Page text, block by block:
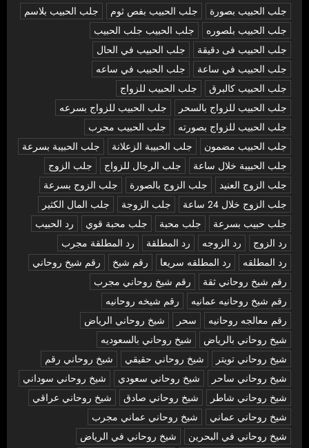
جلب الحبيب بصورة
جلب الحبيب بفص ثوم
جلب الحبيب بلاسم
جلب الحبيب بلصوره
جلب الحبيب جلب الحبيب
جلب الحبيب فى دقيقة
جلب الحبيب في الحال
جلب الحبيب في ساعة
جلب الحبيب في ساعه
جلب الحبيب كالبرق
جلب الحبيب للزواج
جلب الحبيب للزواج بالسحر
جلب الحبيب للزواج بسرعه
جلب الحبيب للزواج بصورته
جلب الحبيب مجرب
جلب الحبيب مضمون
جلب الحبيبة الزعلانة
جلب الحبيبة بسرعة
جلب الحبيبة خلال ساعة
جلب الرجال للزواج
جلب الزوج
جلب الزوج العنيد
جلب الزوج بالصورة
جلب الزوج بسرعة
جلب الزوج خلال 24 ساعة
جلب الزوجة
جلب المال الكثير
جلب حبيب بسرعة
جلب محبة جلب محبة قوي
رد الحبيب
رد الزوج
رد الزوجه رد المطلقة
رد المطلقة مجرب
رد المطلقه
رد المطلقه سريعا رقم شيخ
رقم شيخ روحاني
رقم شيخ روحاني ثقة
رقم شيخ روحاني مجرب
رقم شيخ روحانيه عمانيه
رقم شيخه روحانيه
رقم معالجه روحانيه
سحر
شيخ روحاني الرياض
شيخ روحاني بالرياض
شيخ روحاني بالسعوديه
شيخ روحاني تويتر
شيخ روحاني حقيقي
شيخ روحاني رقم
شيخ روحاني ساحر
شيخ روحاني سعودي
شيخ روحاني سوداني
شيخ روحاني شاطر
شيخ روحاني صادق
شيخ روحاني عراقي
شيخ روحاني عماني
شيخ روحاني عماني مجرب
شيخ روحاني في البحرين
شيخ روحاني في الرياض